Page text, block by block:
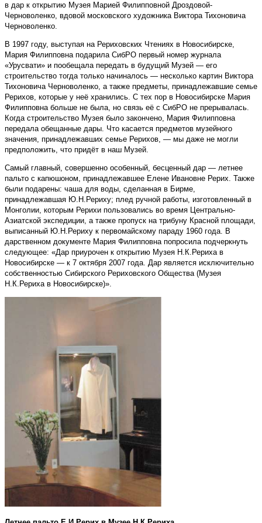
в дар к открытию Музея Марией Филипповной Дроздовой-
Черноволенко, вдовой московского художника Виктора Тихоновича
Черноволенко.
В 1997 году, выступая на Рериховских Чтениях в Новосибирске,
Мария Филипповна подарила СибРО первый номер журнала
«Урусвати» и пообещала передать в будущий Музей — его
строительство тогда только начиналось — несколько картин Виктора
Тихоновича Черноволенко, а также предметы, принадлежавшие семье
Рерихов, которые у неё хранились. С тех пор в Новосибирске Мария
Филипповна больше не была, но связь её с СибРО не прерывалась.
Когда строительство Музея было закончено, Мария Филипповна
передала обещанные дары. Что касается предметов музейного
значения, принадлежавших семье Рерихов, — мы даже не могли
предположить, что придёт в наш Музей.
Самый главный, совершенно особенный, бесценный дар — летнее
пальто с капюшоном, принадлежавшее Елене Ивановне Рерих. Также
были подарены: чаша для воды, сделанная в Бирме,
принадлежавшая Ю.Н.Рериху; плед ручной работы, изготовленный в
Монголии, которым Рерихи пользовались во время Центрально-
Азиатской экспедиции, а также пропуск на трибуну Красной площади,
выписанный Ю.Н.Рериху к первомайскому параду 1960 года. В
дарственном документе Мария Филипповна попросила подчеркнуть
следующее: «Дар приурочен к открытию Музея Н.К.Рериха в
Новосибирске — к 7 октября 2007 года. Дар является исключительно
собственностью Сибирского Рериховского Общества (Музея
Н.К.Рериха в Новосибирске)».